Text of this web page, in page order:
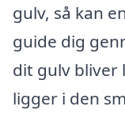
gulv, så kan
guide dig
dit gulv bliver
ligger i den